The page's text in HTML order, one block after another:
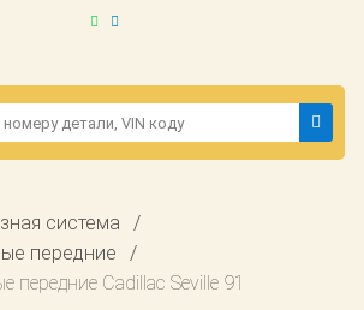
система
передние
передние Cadillac Seville 91